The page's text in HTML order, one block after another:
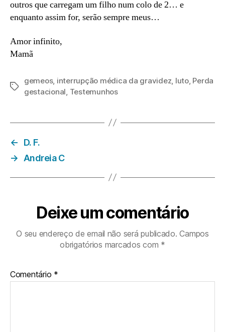
outros que carregam um filho num colo de 2… e
enquanto assim for, serão sempre meus…
Amor infinito,
Mamã
Etiquetas
gemeos, interrupção médica da gravidez luto, Perda
gestacional Testemunhos
←
D. F.
→ Andreia C
Deixe um comentário
O seu endereço de email não será publicado. Campos
obrigatórios marcados com *
Comentário *